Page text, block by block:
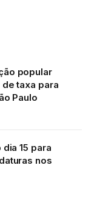
popular
taxa para
Paulo
15 para
nos